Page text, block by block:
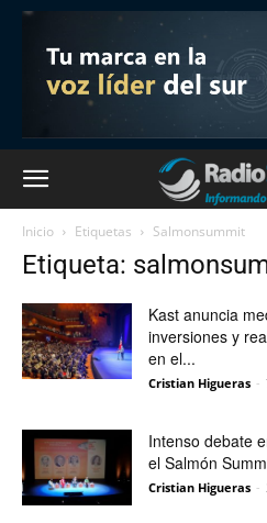
Inicio Etiquetas Salmonsummit
Etiqueta:
Kast anuncia
inversiones y
en el...
Cristian Higueras -
Intenso debate
el Salmón
Cristian Higueras -